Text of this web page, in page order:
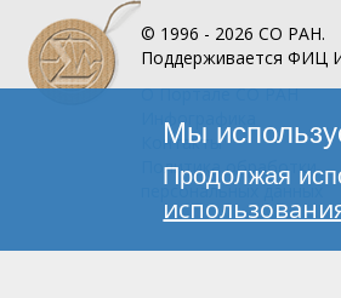
© 1996 - 2026 СО РАН.
Поддерживается ФИЦ
О ПорталеСО РАН
Инфографика
Контакты
Политика обработки
персональных данных
Мы
Продолжая